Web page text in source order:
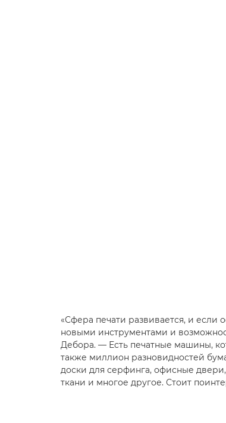
«Сфера печати развивается, и если
новыми инструментами и
Дебора. — Есть печатные машины,
также миллион разновидностей
доски для серфинга, офисные
ткани и многое другое. Стоит